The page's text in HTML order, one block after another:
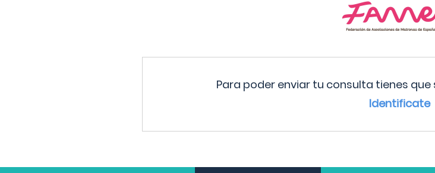
Para poder enviar tu consulta tienes que
Identificate